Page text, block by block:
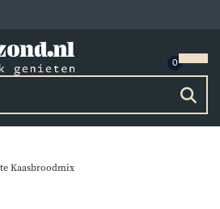
Kaasbroodmix